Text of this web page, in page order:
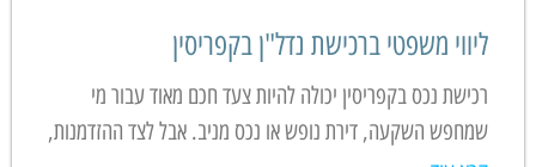
ליווי משפטי ברכישת נדל"ן בקפריסין
רכישת נכס בקפריסין יכולה להיות צעד חכם מאוד עבור מי
שמחפש השקעה, דירת נופש או נכס מניב. אבל לצד ההזדמנות,